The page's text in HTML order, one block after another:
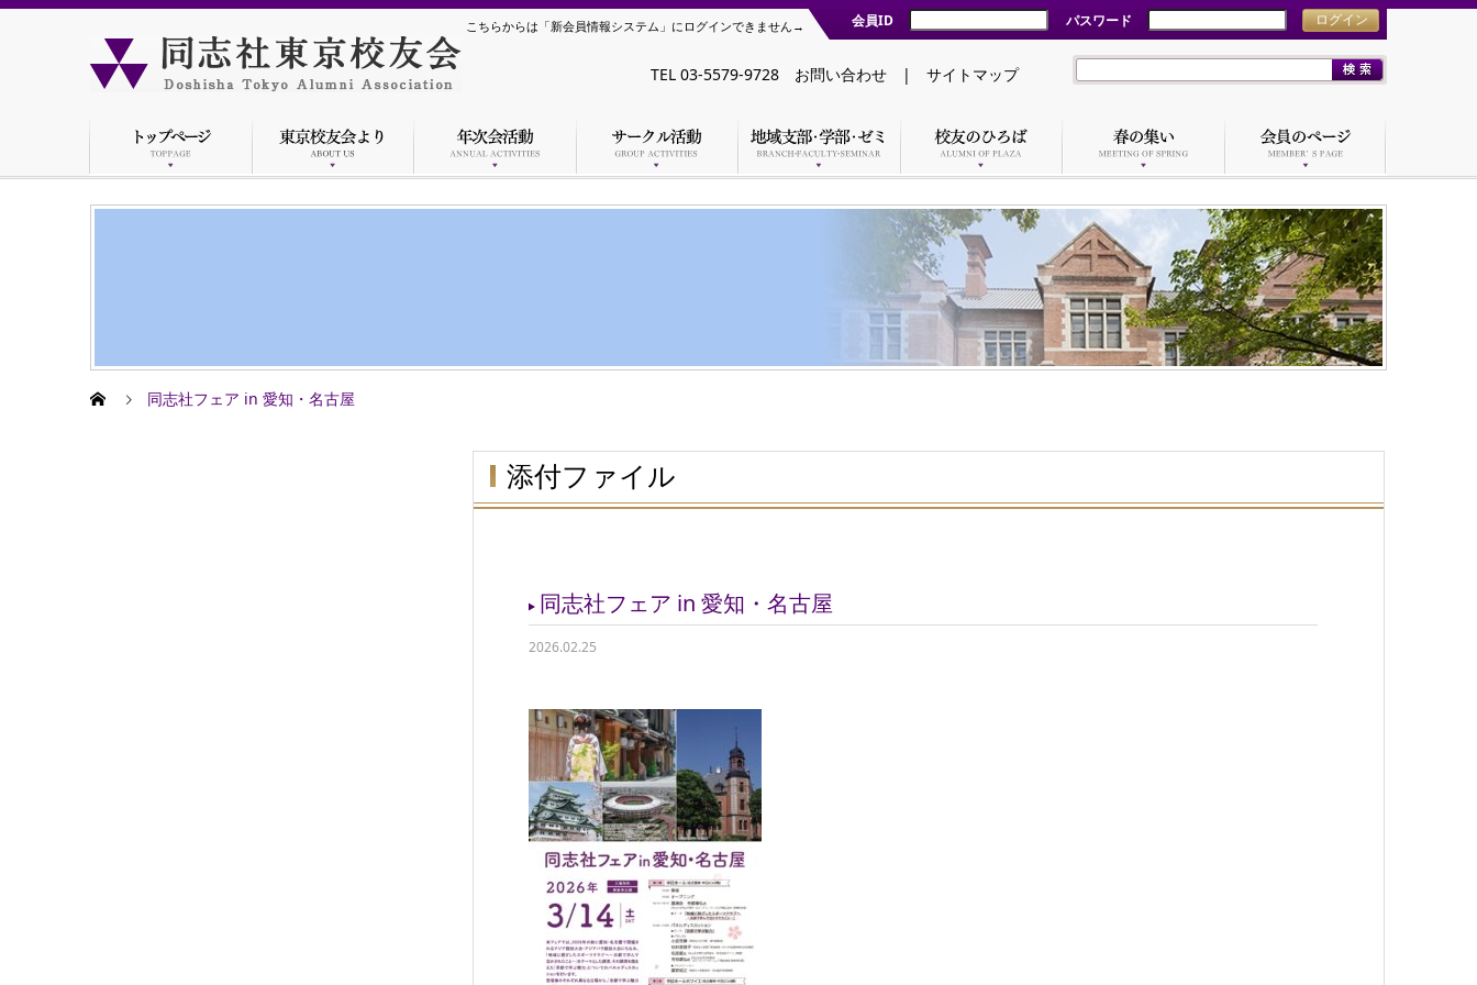
こちらからは「新会員情報システム」にログインできません→ 会員ID パスワード ログイン
TEL 03-5579-9728 お問い合わせ | サイトマップ
同志社フェア in 愛知・名古屋
添付ファイル
同志社フェア in 愛知・名古屋
2026.02.25